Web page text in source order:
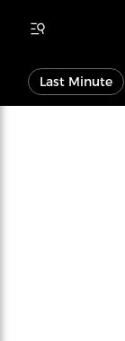
Last Minute